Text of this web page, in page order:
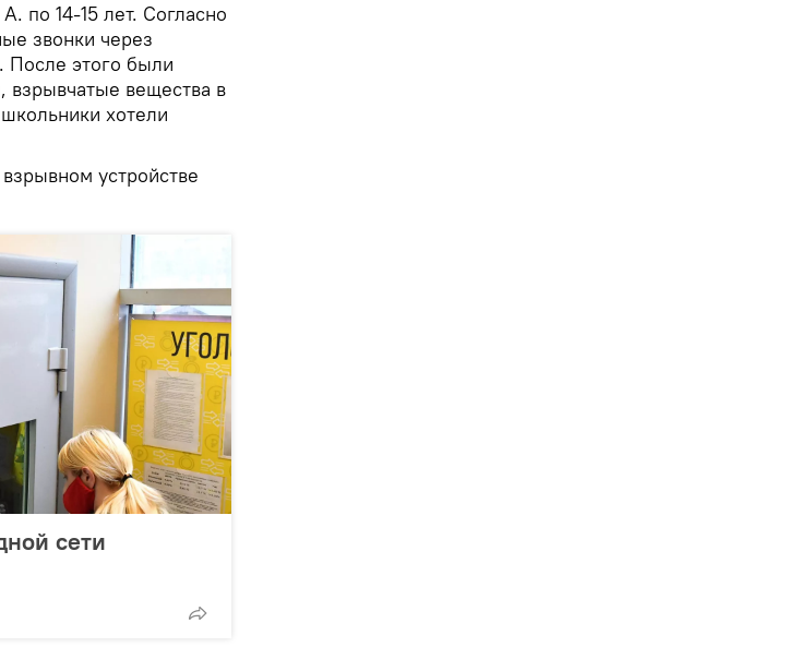
14-15 лет. Согласно
звонки через
После этого были
взрывчатые вещества в
хотели
устройстве
сети